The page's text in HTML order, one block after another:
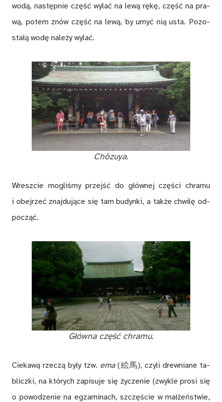
wo­dą, na­stęp­nie część wy­lać na le­wą rę­kę, część na pra­
wą, po­tem znów część na le­wą, by umyć nią usta. Po­zo­
sta­łą wo­dę na­le­ży wy­lać.
Chōzuya.
Wresz­cie mo­gli­śmy przejść do głów­nej czę­ści chra­mu
i obej­rzeć znaj­du­ją­ce się tam bu­dyn­ki, a tak­że chwi­lę od­
po­cząć.
Głów­na część chra­mu.
Cie­ka­wą rze­czą by­ły tzw. ema(絵馬), czy­li drew­nia­ne ta­
blicz­ki, na któ­rych za­pi­su­je się ży­cze­nie (zwy­kle pro­si się
o po­wo­dze­nie na eg­za­mi­nach, szczę­ście w mał­żeń­stwie,